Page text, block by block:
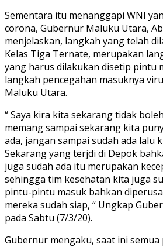
Sementara itu menanggapi WNI
corona, Gubernur Maluku Utara,
menjelaskan, langkah yang telah
Kelas Tiga Ternate, merupakan
yang harus dilakukan disetip pintu
langkah pencegahan masuknya
Maluku Utara.
“ Saya kira kita sekarang tidak
memang sampai sekarang kita
ada, jangan sampai sudah ada lalu
Sekarang yang terjdi di Depok
juga sudah ada itu merupakan
sehingga tim kesehatan kita juga
pintu-pintu masuk bahkan
mereka sudah siap, “ Ungkap
pada Sabtu (7/3/20).
Gubernur mengaku, saat ini